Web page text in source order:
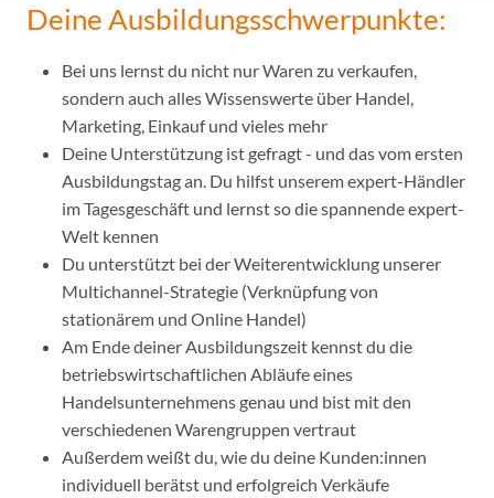
Deine Ausbildungsschwerpunkte:
Bei uns lernst du nicht nur Waren zu verkaufen,
sondern auch alles Wissenswerte über Handel,
Marketing, Einkauf und vieles mehr
Deine Unterstützung ist gefragt - und das vom ersten
Ausbildungstag an. Du hilfst unserem expert-Händler
im Tagesgeschäft und lernst so die spannende expert-
Welt kennen
Du unterstützt bei der Weiterentwicklung unserer
Multichannel-Strategie (Verknüpfung von
stationärem und Online Handel)
Am Ende deiner Ausbildungszeit kennst du die
betriebswirtschaftlichen Abläufe eines
Handelsunternehmens genau und bist mit den
verschiedenen Warengruppen vertraut
Außerdem weißt du, wie du deine Kunden:innen
individuell berätst und erfolgreich Verkäufe